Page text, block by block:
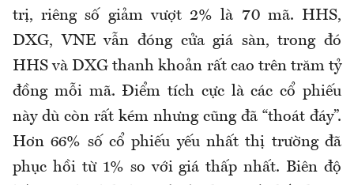
trị, riêng số giảm vượt 2% là 70 mã. HHS,
DXG, VNE vẫn đóng cửa giá sàn, trong đó
HHS và DXG thanh khoản rất cao trên trăm tỷ
đồng mỗi mã. Điểm tích cực là các cổ phiếu
này dù còn rất kém nhưng cũng đã “thoát đáy”.
Hơn 66% số cổ phiếu yếu nhất thị trường đã
phục hồi từ 1% so với giá thấp nhất. Biên độ